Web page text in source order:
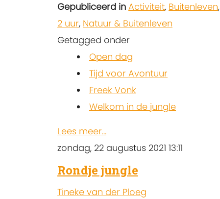
Gepubliceerd in Activiteit, Buitenleven,
2 uur, Natuur & Buitenleven
Getagged onder
Open dag
Tijd voor Avontuur
Freek Vonk
Welkom in de jungle
Lees meer...
zondag, 22 augustus 2021 13:11
Rondje jungle
Tineke van der Ploeg